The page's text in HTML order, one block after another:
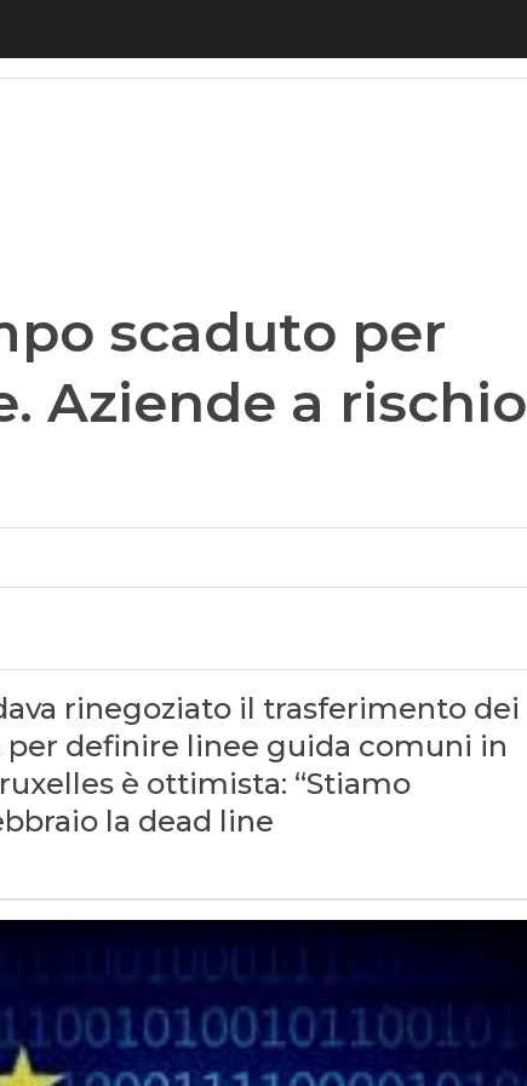
scaduto per
Aziende a rischio
rinegoziato il trasferimento dei
per definire linee guida comuni in
è ottimista: “Stiamo
la dead line